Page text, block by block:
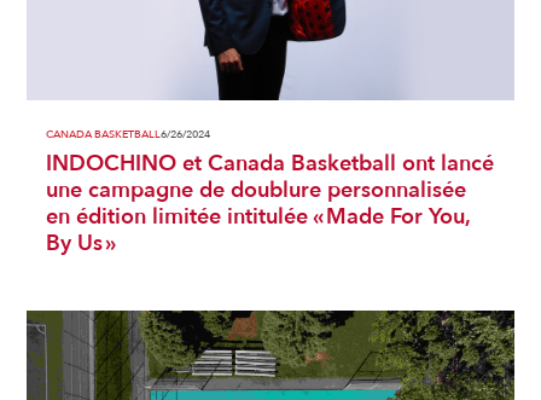
CANADA BASKETBALL6/26/2024
INDOCHINO et Canada Basketball ont lancé
une campagne de doublure personnalisée
en édition limitée intitulée « Made For You,
By Us »